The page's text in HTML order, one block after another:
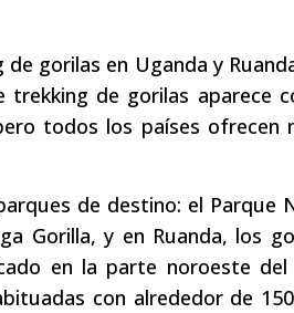
gorilas en Uganda y
de gorilas aparece
todos los países ofrecen
de destino: el Parque
Gorilla, y en Ruanda, los
en la parte noroeste del
con alrededor de